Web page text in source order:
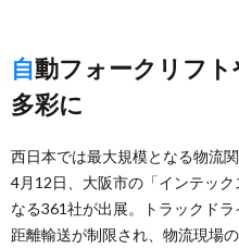
自動フォークリフトや自動倉庫、出展内容
多彩に
西日本では最大規模となる物流
4月12日、大阪市の「インテッ
なる361社が出展。トラックド
距離輸送が制限され、物流現場